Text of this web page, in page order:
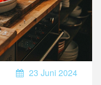
23 Juni 2024